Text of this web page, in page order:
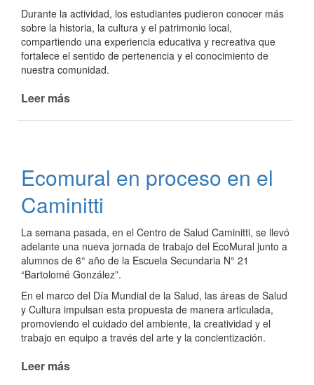
Durante la actividad, los estudiantes pudieron conocer más
sobre la historia, la cultura y el patrimonio local,
compartiendo una experiencia educativa y recreativa que
fortalece el sentido de pertenencia y el conocimiento de
nuestra comunidad.
Leer más
junto
a
la
N°
100
Ecomural en proceso en el
Caminitti
La semana pasada, en el Centro de Salud Caminitti, se llevó
adelante una nueva jornada de trabajo del EcoMural junto a
alumnos de 6° año de la Escuela Secundaria N° 21
“Bartolomé González”.
En el marco del Día Mundial de la Salud, las áreas de Salud
y Cultura impulsan esta propuesta de manera articulada,
promoviendo el cuidado del ambiente, la creatividad y el
trabajo en equipo a través del arte y la concientización.
Leer más